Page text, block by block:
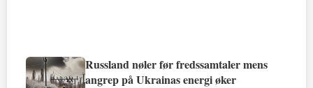
Russland nøler før fredssamtaler mens
angrep på Ukrainas energi øker